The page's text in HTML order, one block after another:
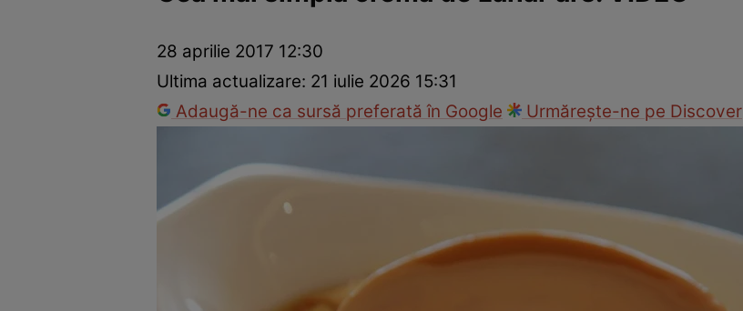
Mâncăruri rapideRețete cu legume
28 aprilie 2017 12:30
Ultima actualizare: 21 iulie 2026 15:31
Adaugă-ne ca sursă preferată în Google
Urmărește-ne pe Discover